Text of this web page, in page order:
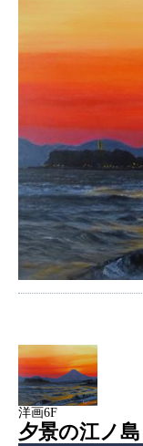
洋画6F
夕景の江ノ島